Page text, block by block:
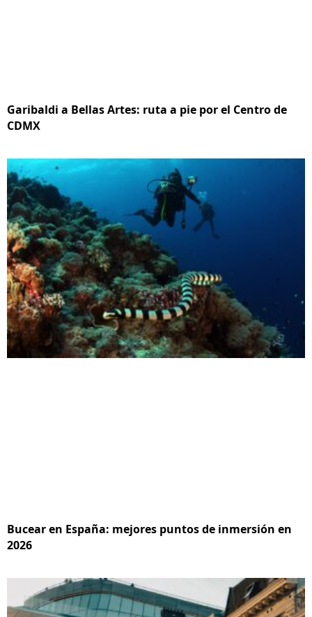
Garibaldi a Bellas Artes: ruta a pie por el Centro de
CDMX
Bucear en España: mejores puntos de inmersión en
2026